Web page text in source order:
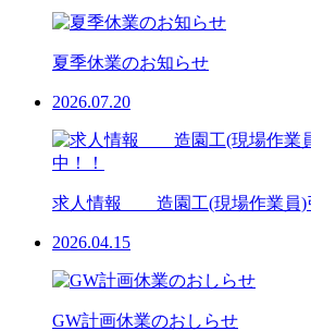
夏季休業のお知らせ
2026.07.20
求人情報 造園工(現場作業員)
2026.04.15
GW計画休業のおしらせ